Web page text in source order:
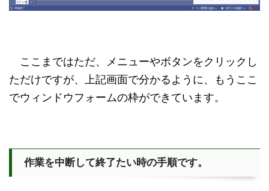
ここまではただ、メニューやボタンをクリックし
ただけですが、上記画面で分かるように、もうここ
でウィンドウフォームの枠ができています。
作業を中断して終了たい時の手順です。